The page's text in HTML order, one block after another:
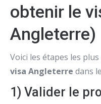
obtenir le
Angleterre)
Voici les étapes les
visa Angleterre dans
1) Valider le